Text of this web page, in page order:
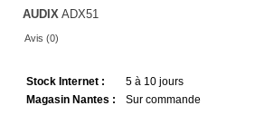
AUDIX ADX51
Avis (0)
Stock Internet :
5 à 10 jours
Magasin Nantes :
Sur commande